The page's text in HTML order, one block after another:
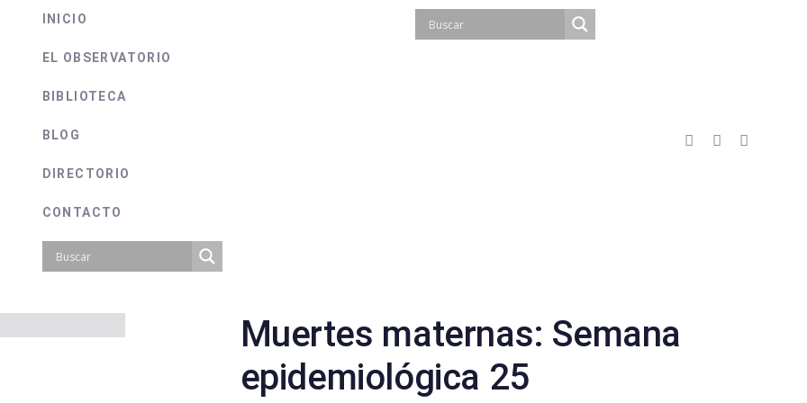
INICIO
EL OBSERVATORIO
BIBLIOTECA
BLOG
DIRECTORIO
CONTACTO
Muertes maternas: Semana
epidemiológica 25